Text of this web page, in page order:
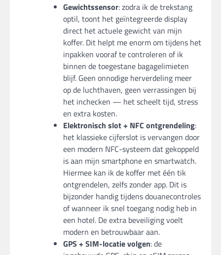
Gewichtssensor: zodra ik de trekstang
optil, toont het geïntegreerde display
direct het actuele gewicht van mijn
koffer. Dit helpt me enorm om tijdens het
inpakken vooraf te controleren of ik
binnen de toegestane bagagelimieten
blijf. Geen onnodige herverdeling meer
op de luchthaven, geen verrassingen bij
het inchecken — het scheelt tijd, stress
en extra kosten.
Elektronisch slot + NFC ontgrendeling:
het klassieke cijferslot is vervangen door
een modern NFC-systeem dat gekoppeld
is aan mijn smartphone en smartwatch.
Hiermee kan ik de koffer met één tik
ontgrendelen, zelfs zonder app. Dit is
bijzonder handig tijdens douanecontroles
of wanneer ik snel toegang nodig heb in
een hotel. De extra beveiliging voelt
modern en betrouwbaar aan.
GPS + SIM-locatie volgen: de